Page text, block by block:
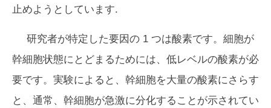
止めようとしています.
研究者が特定した要因の 1 つは酸素です。細胞が
幹細胞状態にとどまるためには、低レベルの酸素が必
要です。実験によると、幹細胞を大量の酸素にさらす
と、通常、幹細胞が急激に分化することが示されてい